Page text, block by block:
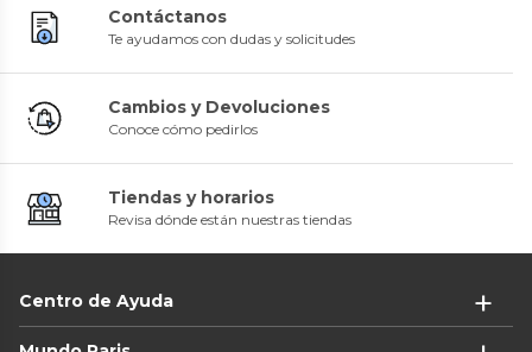
Contáctanos
Te ayudamos con dudas y solicitudes
Cambios y Devoluciones
Conoce cómo pedirlos
Tiendas y horarios
Revisa dónde están nuestras tiendas
Centro de Ayuda